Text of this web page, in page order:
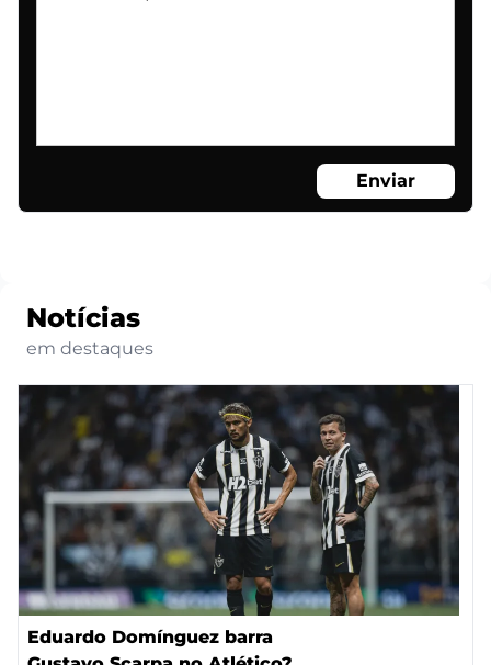
Enviar
Notícias
em destaques
Eduardo Domínguez barra